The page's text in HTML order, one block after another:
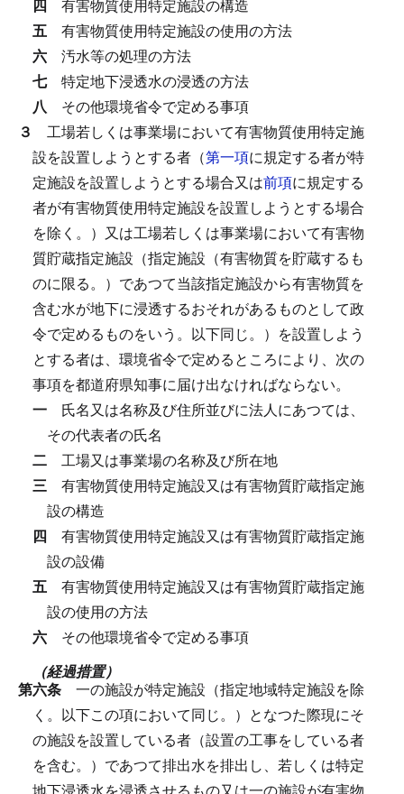
四 有害物質使用特定施設の構造
五 有害物質使用特定施設の使用の方法
六 汚水等の処理の方法
七 特定地下浸透水の浸透の方法
八 その他環境省令で定める事項
３ 工場若しくは事業場において有害物質使用特定施
設を設置しようとする者（第一項に規定する者が特
定施設を設置しようとする場合又は前項に規定する
者が有害物質使用特定施設を設置しようとする場合
を除く。）又は工場若しくは事業場において有害物
質貯蔵指定施設（指定施設（有害物質を貯蔵するも
のに限る。）であつて当該指定施設から有害物質を
含む水が地下に浸透するおそれがあるものとして政
令で定めるものをいう。以下同じ。）を設置しよう
とする者は、環境省令で定めるところにより、次の
事項を都道府県知事に届け出なければならない。
一 氏名又は名称及び住所並びに法人にあつては、
その代表者の氏名
二 工場又は事業場の名称及び所在地
三 有害物質使用特定施設又は有害物質貯蔵指定施
設の構造
四 有害物質使用特定施設又は有害物質貯蔵指定施
設の設備
五 有害物質使用特定施設又は有害物質貯蔵指定施
設の使用の方法
六 その他環境省令で定める事項
（経過措置）
第六条 一の施設が特定施設（指定地域特定施設を除
く。以下この項において同じ。）となつた際現にそ
の施設を設置している者（設置の工事をしている者
を含む。）であつて排出水を排出し、若しくは特定